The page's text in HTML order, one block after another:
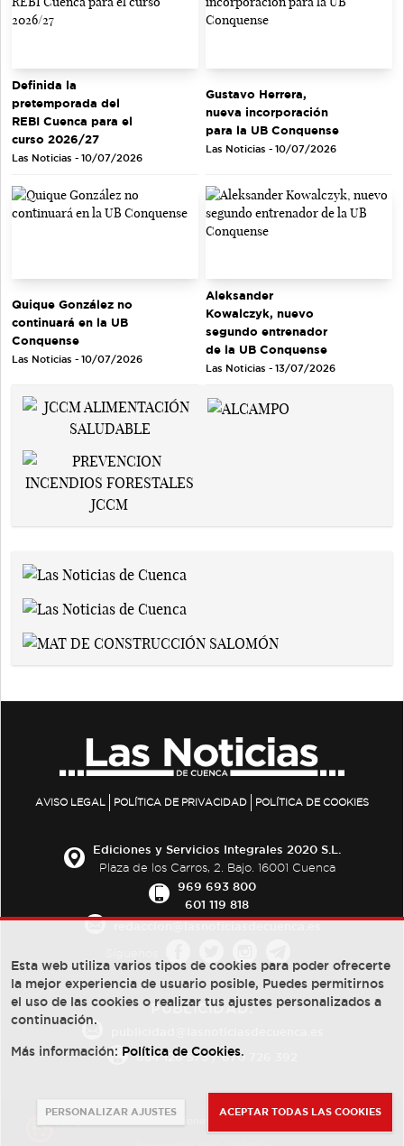
Definida la
pretemporada del
REBI Cuenca para el
curso 2026/27
Las Noticias - 10/07/2026
Gustavo Herrera,
nueva incorporación
para la UB Conquense
Las Noticias - 10/07/2026
Quique González no
continuará en la UB
Conquense
Las Noticias - 10/07/2026
Aleksander
Kowalczyk, nuevo
segundo entrenador
de la UB Conquense
Las Noticias - 13/07/2026
AVISO LEGAL POLÍTICA DE PRIVACIDAD POLÍTICA DE COOKIES
Ediciones y Servicios Integrales 2020 S.L.
Plaza de los Carros, 2. Bajo. 16001 Cuenca
969 693 800
601 119 818
PUBLICIDAD:
684 126 573/670 726 392
Esta web utiliza varios tipos de cookies para poder ofrecerte
la mejor experiencia de usuario posible, Puedes permitirnos
el uso de las cookies o realizar tus ajustes personalizados a
continuación.
Más información: Política de Cookies.
PERSONALIZAR AJUSTES ACEPTAR TODAS LAS COOKIES